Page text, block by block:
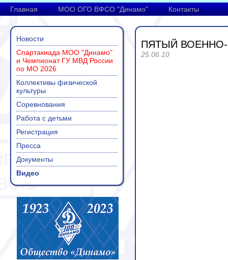
Главная МОО ОГО ВФСО "Динамо" Контакты
Новости
Спартакиада МОО "Динамо"
и Чемпионат ГУ МВД России
по МО 2026
Коллективы физической
культуры
Соревнования
Работа с детьми
Регистрация
Пресса
Документы
Видео
ПЯТЫЙ
25.06.10